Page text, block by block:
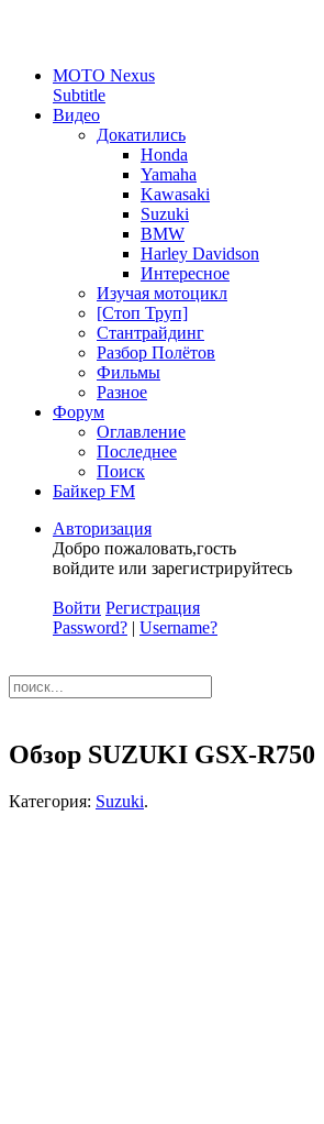
MOTO Nexus
Subtitle
Видео
Докатились
Honda
Yamaha
Kawasaki
Suzuki
BMW
Harley Davidson
Интересное
Изучая мотоцикл
[Стоп Труп]
Стантрайдинг
Разбор Полётов
Фильмы
Разное
Форум
Оглавление
Последнее
Поиск
Байкер FM
Авторизация
Добро пожаловать,гость
войдите или зарегистрируйтесь
Войти Регистрация
Password? | Username?
Обзор SUZUKI GSX-R750
Категория: Suzuki.